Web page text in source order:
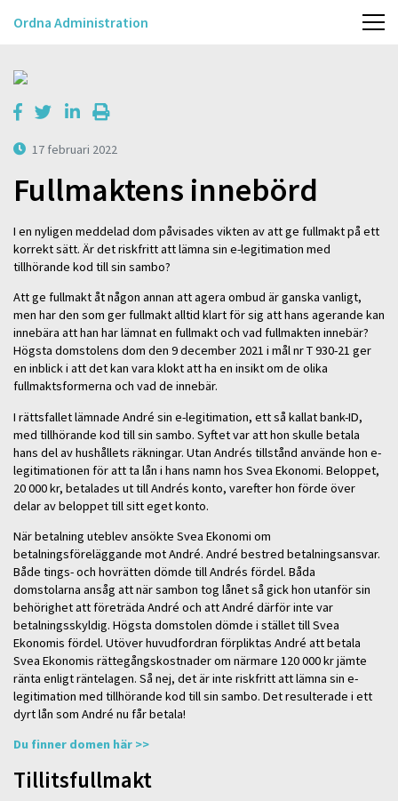
Ordna Administration
17 februari 2022
Fullmaktens innebörd
I en nyligen meddelad dom påvisades vikten av att ge fullmakt på ett
korrekt sätt. Är det riskfritt att lämna sin e-legitimation med
tillhörande kod till sin sambo?
Att ge fullmakt åt någon annan att agera ombud är ganska vanligt,
men har den som ger fullmakt alltid klart för sig att hans agerande kan
innebära att han har lämnat en fullmakt och vad fullmakten innebär?
Högsta domstolens dom den 9 december 2021 i mål nr T 930-21 ger
en inblick i att det kan vara klokt att ha en insikt om de olika
fullmaktsformerna och vad de innebär.
I rättsfallet lämnade André sin e-legitimation, ett så kallat bank-ID,
med tillhörande kod till sin sambo. Syftet var att hon skulle betala
hans del av hushållets räkningar. Utan Andrés tillstånd använde hon e-
legitimationen för att ta lån i hans namn hos Svea Ekonomi. Beloppet,
20 000 kr, betalades ut till Andrés konto, varefter hon förde över
delar av beloppet till sitt eget konto.
När betalning uteblev ansökte Svea Ekonomi om
betalningsföreläggande mot André. André bestred betalningsansvar.
Både tings- och hovrätten dömde till Andrés fördel. Båda
domstolarna ansåg att när sambon tog lånet så gick hon utanför sin
behörighet att företräda André och att André därför inte var
betalningsskyldig. Högsta domstolen dömde i stället till Svea
Ekonomis fördel. Utöver huvudfordran förpliktas André att betala
Svea Ekonomis rättegångskostnader om närmare 120 000 kr jämte
ränta enligt räntelagen. Så nej, det är inte riskfritt att lämna sin e-
legitimation med tillhörande kod till sin sambo. Det resulterade i ett
dyrt lån som André nu får betala!
Du finner domen här >>
Tillitsfullmakt